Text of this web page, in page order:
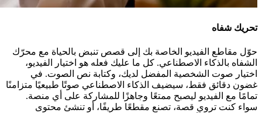
تحريك شفاه
حوّل مقاطع الفيديو الخاصة بك إلى قصص تنبض بالحياة مع محرّك
الشفاه بالذكاء الاصطناعي. كل ما عليك فعله هو اختيار الفيديو،
اختيار صوت الشخصية المفضل لديك، وكتابة نص الصوت. في
غضون دقائق فقط، سيضيف الذكاء الاصطناعي صوتًا طبيعيًا متزامنًا
تمامًا مع الفيديو ليصبح ممتعًا وجاهزًا للمشاركة على أي منصة.
سواء كنت تروي قصة، تصنع مقطعًا طريفًا، أو تنشئ محتوى